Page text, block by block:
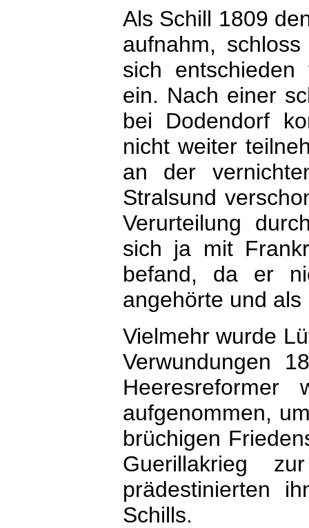
Als Schill 1809
aufnahm,
sich
ein. Nach einer
bei Dodendorf
nicht weiter
an der
Stralsund
Verurteilung
sich ja mit
befand, da er
angehörte und
Vielmehr wurde
Verwundungen
aufgenommen,
brüchigen
Guerillakrieg
prädestinierten
Schills.